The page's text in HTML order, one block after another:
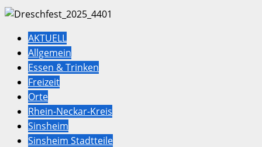
AKTUELL
Allgemein
Essen & Trinken
Freizeit
Orte
Rhein-Neckar-Kreis
Sinsheim
Sinsheim Stadtteile